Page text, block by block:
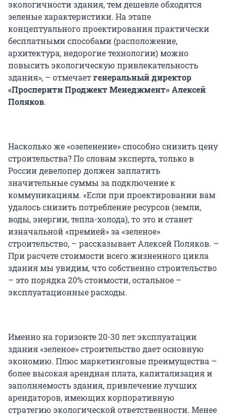
экологичности здания, тем дешевле обходятся
зеленые характеристики. На этапе
концептуального проектирования практически
бесплатными способами (расположение,
архитектура, недорогие технологии) можно
повысить экологическую привлекательность
здания», – отмечаетгенеральный директор
«Просперити Проджект Менеджмент» Алексей
Поляков.
Насколько же «озеленение» способно снизить цену
строительства? По словам эксперта, только в
России девелопер должен заплатить
значительные суммы за подключение к
коммуникациям. «Если при проектировании вам
удалось снизить потребление ресурсов (земли,
воды, энергии, тепла-холода), то это и станет
изначальной «премией» за «зеленое»
строительство, – рассказывает Алексей Поляков. –
При расчете стоимости всего жизненного цикла
здания мы увидим, что собственно строительство
– это порядка 20% стоимости, остальное –
эксплуатационные расходы.
Именно на горизонте 20-30 лет эксплуатации
здания «зеленое» строительство дает основную
экономию. Плюс маркетинговые преимущества –
более высокая арендная плата, капитализация и
заполняемость здания, привлечение лучших
арендаторов, имеющих корпоративную
стратегию экологической ответственности. Менее